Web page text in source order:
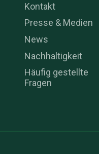
Kontakt
Presse & Medien
News
Nachhaltigkeit
Häufig gestellte
Fragen